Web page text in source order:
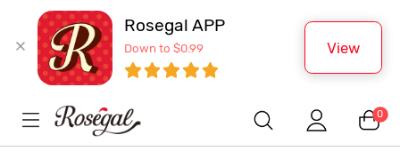
Rosegal APP
Down to $0.99 View
0